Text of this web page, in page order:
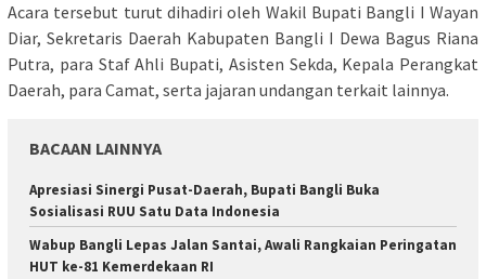
​Acara tersebut turut dihadiri oleh Wakil Bupati Bangli I Wayan
Diar, Sekretaris Daerah Kabupaten Bangli I Dewa Bagus Riana
Putra, para Staf Ahli Bupati, Asisten Sekda, Kepala Perangkat
Daerah, para Camat, serta jajaran undangan terkait lainnya.
BACAAN LAINNYA
Apresiasi Sinergi Pusat-Daerah, Bupati Bangli Buka
Sosialisasi RUU Satu Data Indonesia
Wabup Bangli Lepas Jalan Santai, Awali Rangkaian Peringatan
HUT ke-81 Kemerdekaan RI